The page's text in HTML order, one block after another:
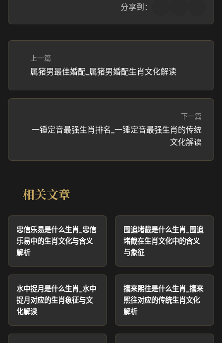
分享到：
上一篇
属猪男最佳婚配_属猪男婚配生肖文化解读
下一篇
一锤定音最强生肖排名_一锤定音最强生肖的传统
文化解读
相关文章
忠信乐易是什么生肖_忠信
乐易中的生肖文化与含义
解析
围追堵截是什么生肖_围追
堵截在生肖文化中的含义
与象征
水中捉月是什么生肖_水中
捉月对应的生肖象征与文
化解读
攘来熙往是什么生肖_攘来
熙往对应的传统生肖文化
解析